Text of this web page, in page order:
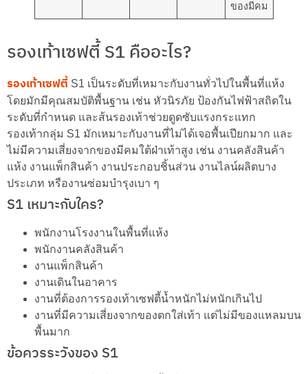
ของมีคม
รองเท้าเซฟตี้ S1 คืออะไร?
รองเท้าเซฟตี้ S1 เป็นระดับที่เหมาะกับงานทั่วไปในพื้นที่แห้ง
โดยมักมีคุณสมบัติพื้นฐาน เช่น หัวนิรภัย ป้องกันไฟฟ้าสถิตใน
ระดับที่กำหนด และส้นรองเท้าช่วยดูดซับแรงกระแทก
รองเท้ากลุ่ม S1 มักเหมาะกับงานที่ไม่ได้เจอพื้นเปียกมาก และ
ไม่มีความเสี่ยงจากของมีคมใต้ฝ่าเท้าสูง เช่น งานคลังสินค้า
แห้ง งานแพ็กสินค้า งานประกอบชิ้นส่วน งานไลน์ผลิตบาง
ประเภท หรืองานซ่อมบำรุงเบา ๆ
S1 เหมาะกับใคร?
พนักงานโรงงานในพื้นที่แห้ง
พนักงานคลังสินค้า
งานแพ็กสินค้า
งานเดินในอาคาร
งานที่ต้องการรองเท้าเซฟตี้น้ำหนักไม่หนักเกินไป
งานที่มีความเสี่ยงจากของตกใส่เท้า แต่ไม่มีของแหลมบน
พื้นมาก
ข้อควรระวังของ S1